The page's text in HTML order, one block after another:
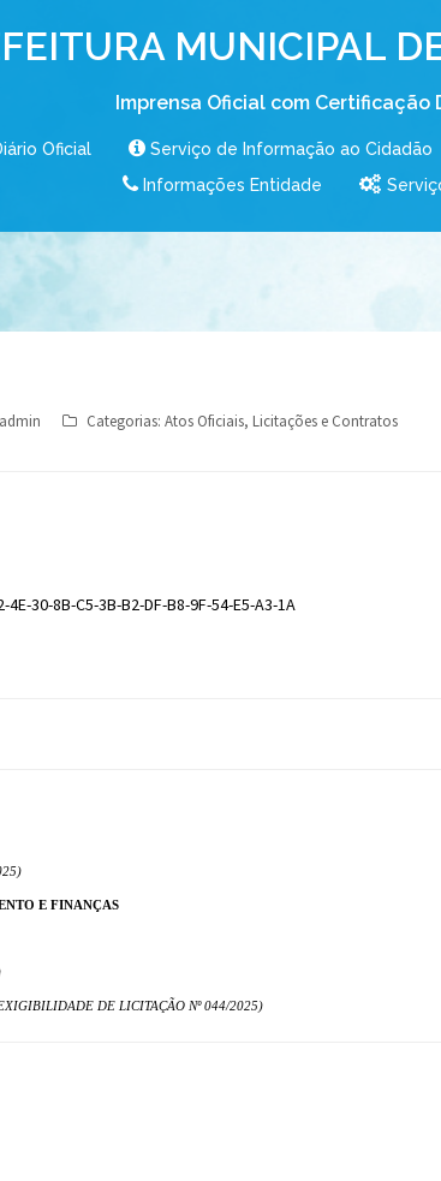
MUNICIPAL
Imprensa Oficial com Certificação
Oficial Serviço de Informação ao Cidadão
Informações Entidade
admin Categorias: Atos Oficiais, Licitações e Contratos
4E-30-8B-C5-3B-B2-DF-B8-9F-54-E5-A3-1A
E FINANÇAS
DE LICITAÇÃO Nº 044/2025)